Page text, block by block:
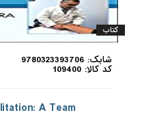
کتاب
شابک: 9780323393706
کد کالا: 109400
A Team